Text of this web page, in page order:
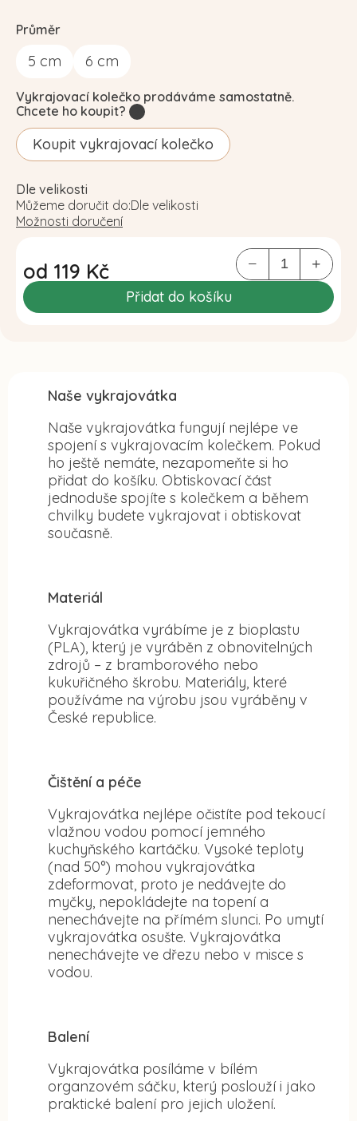
Průměr
5 cm 6 cm
od 119 Kč
Měrná
cena:
Přidat do košíku
Vykrajovací kolečko prodáváme samostatně.
Chcete ho koupit?
Koupit vykrajovací kolečko
Dle velikosti
Můžeme doručit do:Dle velikosti
Možnosti doručení
Naše vykrajovátka
Naše vykrajovátka fungují nejlépe ve
spojení s vykrajovacím kolečkem. Pokud
ho ještě nemáte, nezapomeňte si ho
přidat do košíku. Obtiskovací část
jednoduše spojíte s kolečkem a během
chvilky budete vykrajovat i obtiskovat
současně.
Materiál
Vykrajovátka vyrábíme je z bioplastu
(PLA), který je vyráběn z obnovitelných
zdrojů – z bramborového nebo
kukuřičného škrobu. Materiály, které
používáme na výrobu jsou vyráběny v
České republice.
Čištění a péče
Vykrajovátka nejlépe očistíte pod tekoucí
vlažnou vodou pomocí jemného
kuchyňského kartáčku. Vysoké teploty
(nad 50°) mohou vykrajovátka
zdeformovat, proto je nedávejte do
myčky, nepokládejte na topení a
nenechávejte na přímém slunci. Po umytí
vykrajovátka osušte. Vykrajovátka
nenechávejte ve dřezu nebo v misce s
vodou.
Balení
Vykrajovátka posíláme v bílém
organzovém sáčku, který poslouží i jako
praktické balení pro jejich uložení.